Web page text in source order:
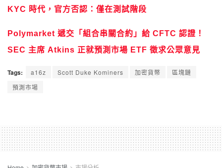
KYC 時代，官方否認：僅在測試階段
Polymarket 遞交「組合串關合約」給 CFTC 認證！
SEC 主席 Atkins 正就預測市場 ETF 徵求公眾意見
Tags: a16z Scott Duke Kominers 加密貨幣
區塊鏈
預測市場